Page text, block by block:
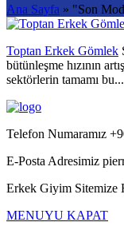
Ana Sayfa » "Son
Toptan Erkek Gömlek
bütünleşme hızının
sektörlerin tamamı bu...
Telefon Numaramız
E-Posta Adresimiz
Erkek Giyim Sitemize
MENUYU KAPAT